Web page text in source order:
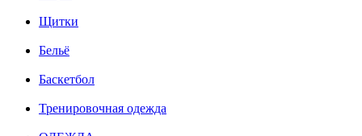
Щитки
Бельё
Баскетбол
Тренировочная одежда